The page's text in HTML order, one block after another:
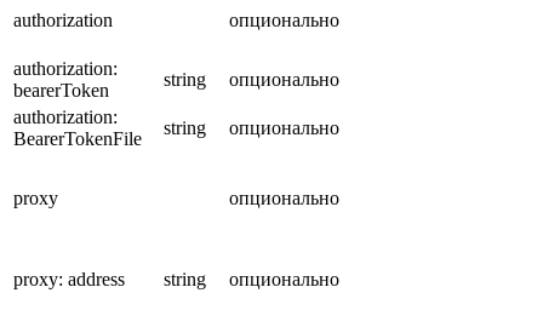
authorization опционально
authorization:
bearerToken
string
опционально
authorization:
BearerTokenFile
string опционально
proxy опционально
proxy: address string опционально